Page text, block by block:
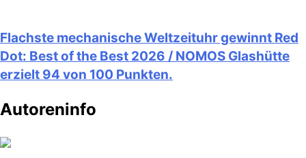
Flachste mechanische Weltzeituhr gewinnt Red
Dot: Best of the Best 2026 / NOMOS Glashütte
erzielt 94 von 100 Punkten.
Autoreninfo